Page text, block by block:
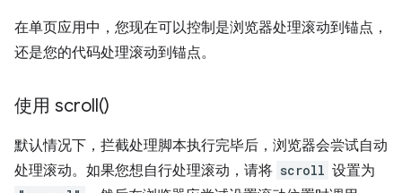
在单页应用中，您现在可以控制是浏览器处理滚动到锚点，
还是您的代码处理滚动到锚点。
使用 scroll()
默认情况下，拦截处理脚本执行完毕后，浏览器会尝试自动
处理滚动。如果您想自行处理滚动，请将 scroll 设置为